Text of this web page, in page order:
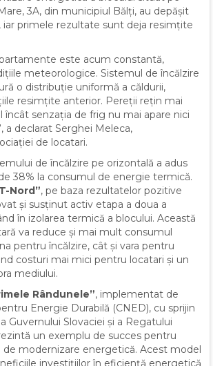
3A, din municipiul Bălți, au depășit
iar primele rezultate sunt deja resimțite
este acum constantă,
meteorologice. Sistemul de încălzire
o distribuție uniformă a căldurii,
resimțite anterior. Pereții rețin mai
încât senzația de frig nu mai apare nici
a declarat Serghei Meleca,
de locatari.
de încălzire pe orizontală a adus
38% la consumul de energie termică.
Nord”, pe baza rezultatelor pozitive
și susținut activ etapa a doua a
în izolarea termică a blocului. Această
va reduce și mai mult consumul
pentru încălzire, cât și vara pentru
costuri mai mici pentru locatari și un
mediului.
Rândunele”, implementat de
Energie Durabilă (CNED), cu sprijin
Guvernului Slovaciei și a Regatului
un exemplu de succes pentru
modernizare energetică. Acest model
investițiilor în eficiență energetică